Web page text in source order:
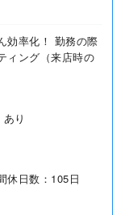
効率化！ 勤務の際
ィング（来店時の
り
日数：105日